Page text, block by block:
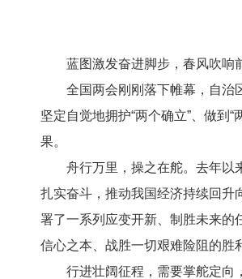
蓝图激发奋进脚步，春风吹响
全国两会刚刚落下帷幕，自治区
坚定自觉地拥护“两个确立”、做到
果。
舟行万里，操之在舵。去年以来
扎实奋斗，推动我国经济持续回升
署了一系列应变开新、制胜未来的
信心之本、战胜一切艰难险阻的胜
行进壮阔征程，需要掌舵定向，